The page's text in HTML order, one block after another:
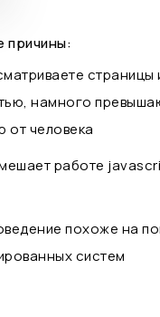
причины:
страницы
намного
человека
работе
похоже на
систем